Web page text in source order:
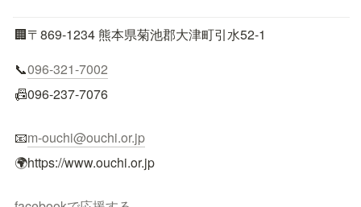
🏢〒869-1234 熊本県菊池郡大津町引水52-1
📞096-321-7002
📠096-237-7076
📧m-ouchi@ouchi.or.jp
🌍https://www.ouchi.or.jp